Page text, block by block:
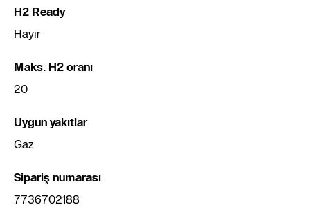
H2 Ready
Hayır
Maks. H2 oranı
20
Uygun yakıtlar
Gaz
‌Sipariş numarası
7736702188